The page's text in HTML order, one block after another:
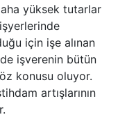
yüksek tutarlar
için işe alınan
işverenin bütün
konusu oluyor.
artışlarının